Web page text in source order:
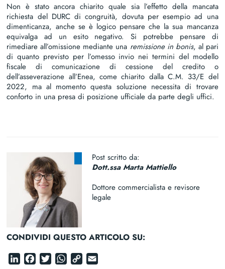
Non è stato ancora chiarito quale sia l’effetto della mancata
richiesta del DURC di congruità, dovuta per esempio ad una
dimenticanza, anche se è logico pensare che la sua mancanza
equivalga ad un esito negativo. Si potrebbe pensare di
rimediare all’omissione mediante una remissione in bonis, al pari
di quanto previsto per l’omesso invio nei termini del modello
fiscale di comunicazione di cessione del credito o
dell’asseverazione all’Enea, come chiarito dalla C.M. 33/E del
2022, ma al momento questa soluzione necessita di trovare
conforto in una presa di posizione ufficiale da parte degli uffici.
Post scritto da:
Dott.ssa Marta Mattiello
Dottore commercialista e revisore
legale
CONDIVIDI QUESTO ARTICOLO SU:
LinkedIn
Facebook
Twitter
WhatsApp
Copy